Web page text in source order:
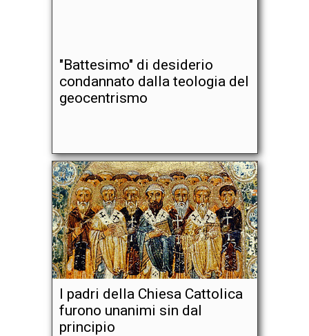
"Battesimo" di desiderio
condannato dalla teologia del
geocentrismo
I padri della Chiesa Cattolica
furono unanimi sin dal
principio